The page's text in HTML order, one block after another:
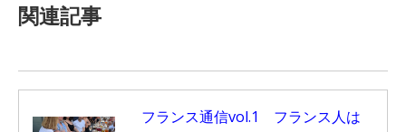
関連記事
フランス通信vol.1 フランス人は